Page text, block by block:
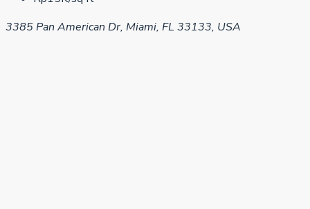
3385 Pan American Dr, Miami, FL 33133, USA